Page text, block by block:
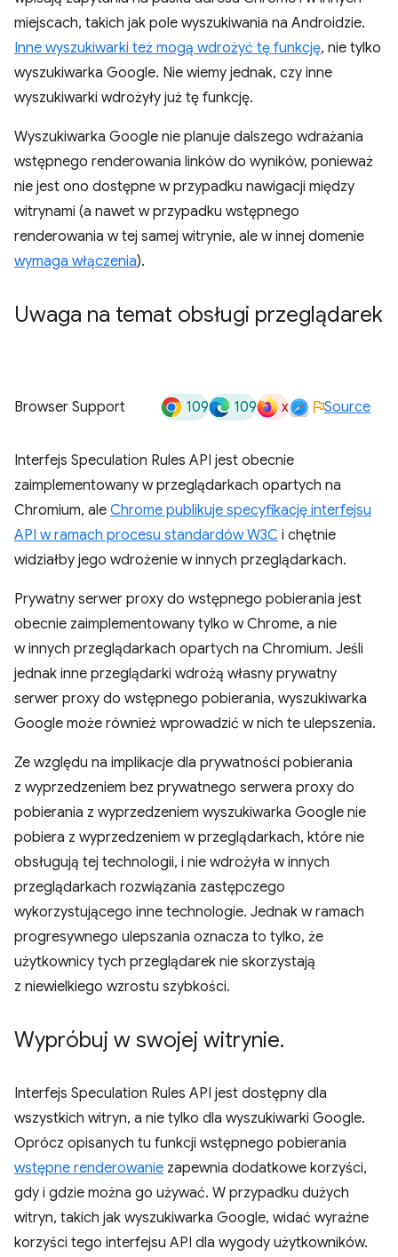
miejscach, takich jak pole wyszukiwania na Androidzie.
Inne wyszukiwarki też mogą wdrożyć tę funkcję, nie tylko
wyszukiwarka Google. Nie wiemy jednak, czy inne
wyszukiwarki wdrożyły już tę funkcję.
Wyszukiwarka Google nie planuje dalszego wdrażania
wstępnego renderowania linków do wyników, ponieważ
nie jest ono dostępne w przypadku nawigacji między
witrynami (a nawet w przypadku wstępnego
renderowania w tej samej witrynie, ale w innej domenie
wymaga włączenia).
Uwaga na temat obsługi przeglądarek
Browser Support 109 109 x Source
Interfejs Speculation Rules API jest obecnie
zaimplementowany w przeglądarkach opartych na
Chromium, ale Chrome publikuje specyfikację interfejsu
API w ramach procesu standardów W3C i chętnie
widziałby jego wdrożenie w innych przeglądarkach.
Prywatny serwer proxy do wstępnego pobierania jest
obecnie zaimplementowany tylko w Chrome, a nie
w innych przeglądarkach opartych na Chromium. Jeśli
jednak inne przeglądarki wdrożą własny prywatny
serwer proxy do wstępnego pobierania, wyszukiwarka
Google może również wprowadzić w nich te ulepszenia.
Ze względu na implikacje dla prywatności pobierania
z wyprzedzeniem bez prywatnego serwera proxy do
pobierania z wyprzedzeniem wyszukiwarka Google nie
pobiera z wyprzedzeniem w przeglądarkach, które nie
obsługują tej technologii, i nie wdrożyła w innych
przeglądarkach rozwiązania zastępczego
wykorzystującego inne technologie. Jednak w ramach
progresywnego ulepszania oznacza to tylko, że
użytkownicy tych przeglądarek nie skorzystają
z niewielkiego wzrostu szybkości.
Wypróbuj w swojej witrynie.
Interfejs Speculation Rules API jest dostępny dla
wszystkich witryn, a nie tylko dla wyszukiwarki Google.
Oprócz opisanych tu funkcji wstępnego pobierania
wstępne renderowanie zapewnia dodatkowe korzyści,
gdy i gdzie można go używać. W przypadku dużych
witryn, takich jak wyszukiwarka Google, widać wyraźne
korzyści tego interfejsu API dla wygody użytkowników.